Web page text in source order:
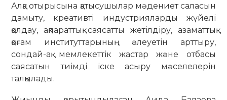
Алқа отырысына қатысушылар мәдениет саласын
дамыту, креативті индустрияларды жүйелі
қолдау, ақпараттық саясатты жетілдіру, азаматтық
қоғам институттарының әлеуетін арттыру,
сондай-ақ мемлекеттік жастар және отбасы
саясатын тиімді іске асыру мәселелерін
талқылады.